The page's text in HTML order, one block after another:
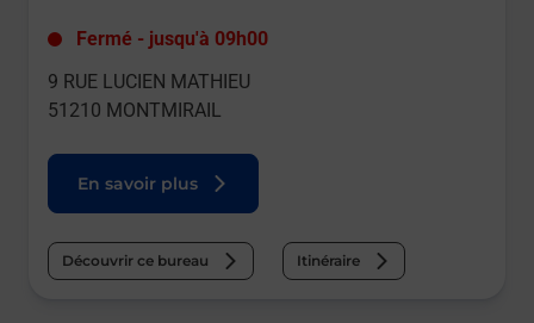
Fermé - jusqu'à 09h00
9 RUE LUCIEN MATHIEU
51210 MONTMIRAIL
En savoir plus
Découvrir ce bureau Itinéraire